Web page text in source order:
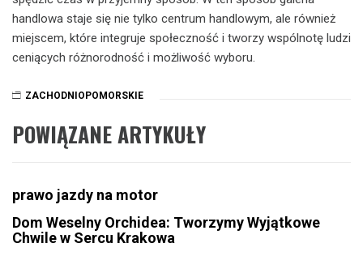
handlowa staje się nie tylko centrum handlowym, ale również
miejscem, które integruje społeczność i tworzy wspólnotę ludzi
ceniących różnorodność i możliwość wyboru.
ZACHODNIOPOMORSKIE
POWIĄZANE ARTYKUŁY
prawo jazdy na motor
Dom Weselny Orchidea: Tworzymy Wyjątkowe
Chwile w Sercu Krakowa